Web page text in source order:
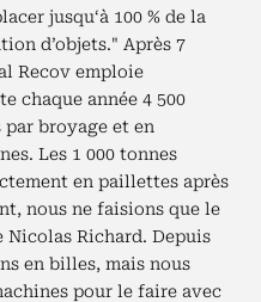
jusqu‘à 100 % de la
d’objets." Après 7
Recov emploie
chaque année 4 500
broyage et en
Les 1 000 tonnes
en paillettes après
nous ne faisions que le
Nicolas Richard. Depuis
en billes, mais nous
pour le faire avec